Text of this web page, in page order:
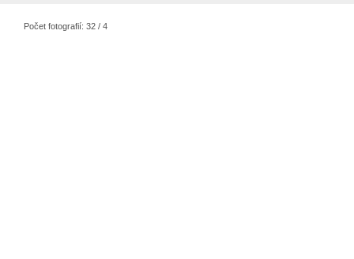
Počet fotografií: 32 / 4